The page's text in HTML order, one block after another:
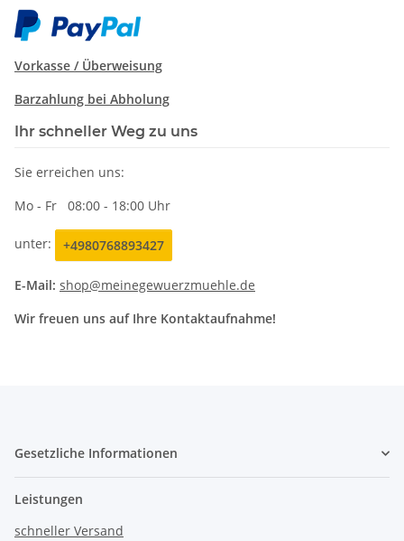
Vorkasse / Überweisung
Barzahlung bei Abholung
Ihr schneller Weg zu uns
Sie erreichen uns:
Mo - Fr 08:00 - 18:00 Uhr
unter: +4980768893427
E-Mail: shop@meinegewuerzmuehle.de
Wir freuen uns auf Ihre Kontaktaufnahme!
Gesetzliche Informationen
Leistungen
schneller Versand